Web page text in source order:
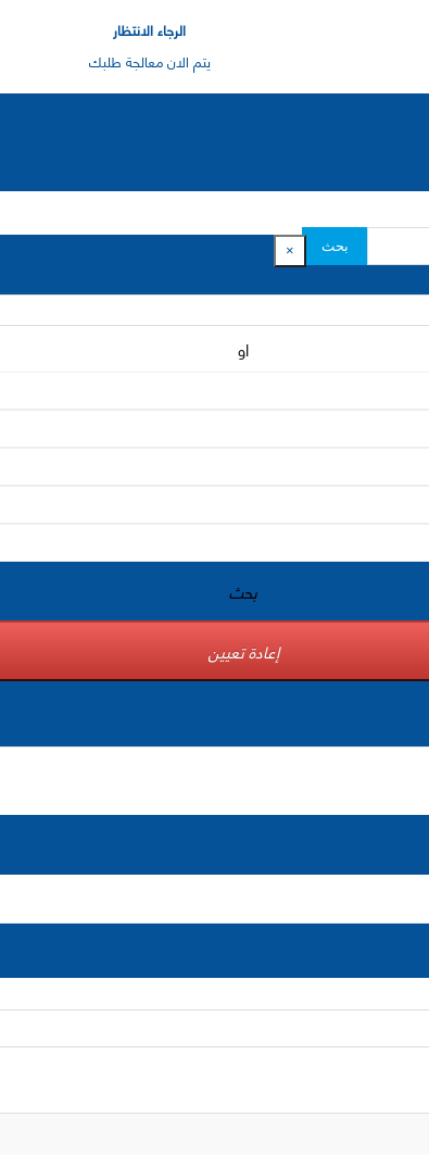
الرجاء الانتظار
يتم الان معالجة طلبك
بحث ×
او
بحث
إعادة تعيين